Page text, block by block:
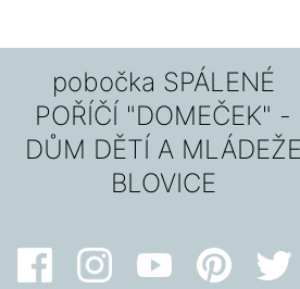
pobočka SPÁLENÉ
POŘÍČÍ "DOMEČEK" -
DŮM DĚTÍ A MLÁDEŽE
BLOVICE